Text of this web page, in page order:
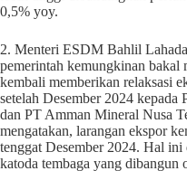
0,5% yoy.
2. Menteri ESDM Bahlil
pemerintah kemungkinan bakal
kembali memberikan relaksasi
setelah Desember 2024
dan PT Amman Mineral Nusa
mengatakan, larangan ekspor
tenggat Desember 2024. Hal
katoda tembaga yang dibangun